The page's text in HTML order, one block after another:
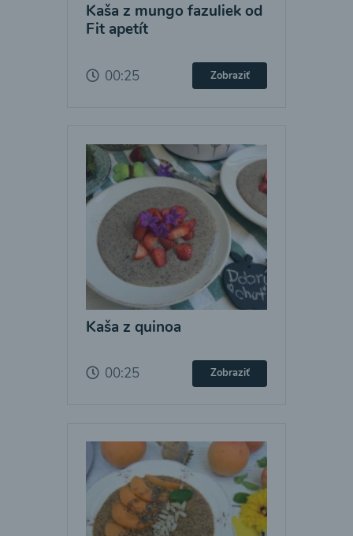
Kaša z mungo fazuliek od
Fit apetít
00:25 Zobraziť
Kaša z quinoa
00:25 Zobraziť